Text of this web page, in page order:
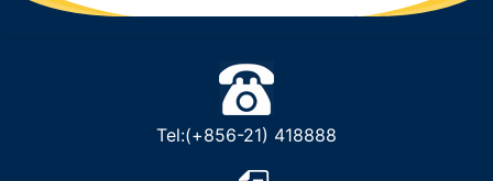
Tel:(+856-21) 418888